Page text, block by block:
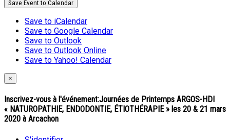
Save Event to Calendar
Save to iCalendar
Save to Google Calendar
Save to Outlook
Save to Outlook Online
Save to Yahoo! Calendar
×
Inscrivez-vous à l'événement:Journées de Printemps ARGOS-HDI
« NATUROPATHIE, ENDODONTIE, ÉTIOTHÉRAPIE » les 20 & 21 mars
2020 à Arcachon